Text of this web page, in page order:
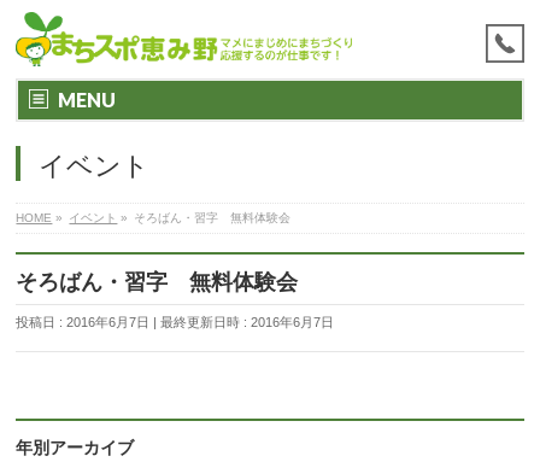
MENU
イベント
HOME » イベント » そろばん・習字 無料体験会
そろばん・習字 無料体験会
投稿日 : 2016年6月7日 最終更新日時 : 2016年6月7日
年別アーカイブ